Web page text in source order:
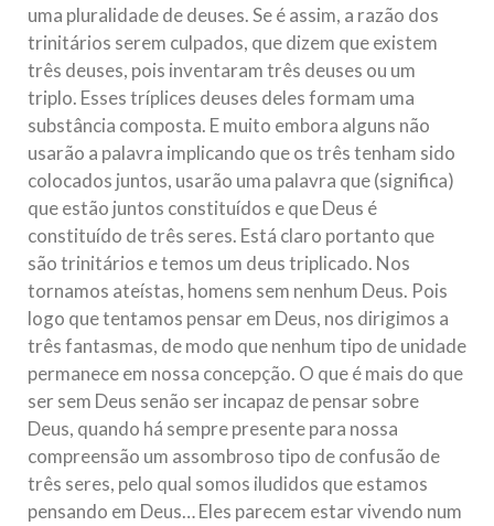
uma pluralidade de deuses. Se é assim, a razão dos
trinitários serem culpados, que dizem que existem
três deuses, pois inventaram três deuses ou um
triplo. Esses tríplices deuses deles formam uma
substância composta. E muito embora alguns não
usarão a palavra implicando que os três tenham sido
colocados juntos, usarão uma palavra que (significa)
que estão juntos constituídos e que Deus é
constituído de três seres. Está claro portanto que
são trinitários e temos um deus triplicado. Nos
tornamos ateístas, homens sem nenhum Deus. Pois
logo que tentamos pensar em Deus, nos dirigimos a
três fantasmas, de modo que nenhum tipo de unidade
permanece em nossa concepção. O que é mais do que
ser sem Deus senão ser incapaz de pensar sobre
Deus, quando há sempre presente para nossa
compreensão um assombroso tipo de confusão de
três seres, pelo qual somos iludidos que estamos
pensando em Deus… Eles parecem estar vivendo num